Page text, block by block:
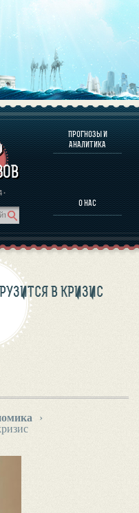
·
ПРОГНОЗЫ И
АНАЛИТИКА
О НАС
ЧЕЛОВЕКА
ЛИЧНОСТЕЙ
В КРИЗИС
›